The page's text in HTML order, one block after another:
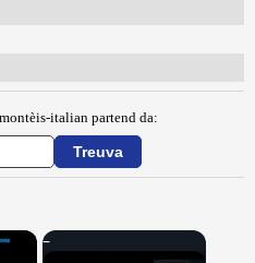
italian partend da:
×